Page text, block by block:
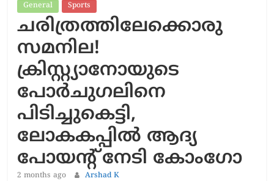
Unfolding
The
General Sports
ചരിത്രത്തിലേക്കൊരു
സമനില!
ക്രിസ്റ്റ്യാനോയുടെ
പോർചുഗലിനെ
പിടിച്ചുകെട്ടി,
ലോകകപ്പിൽ ആദ്യ
പോയന്‍റ് നേടി കോംഗോ
2 months ago Arshad K